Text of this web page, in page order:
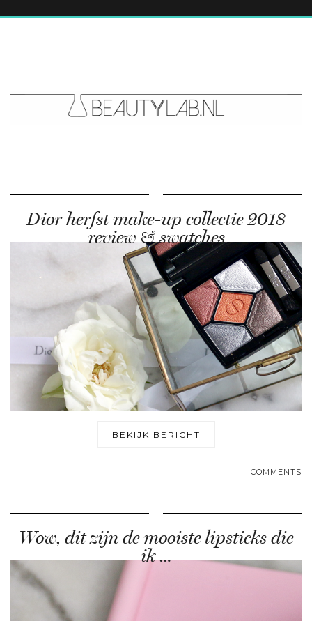
Dior herfst make-up collectie 2018
review & swatches
BEKIJK BERICHT
COMMENTS
Wow, dit zijn de mooiste lipsticks die
ik …